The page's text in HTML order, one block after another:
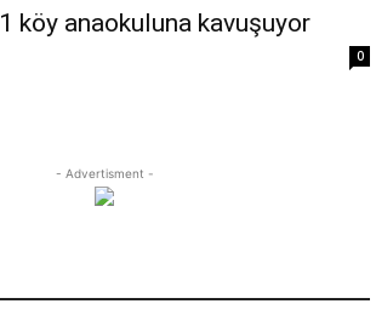
köy anaokuluna kavuşuyor
0
- Advertisment -